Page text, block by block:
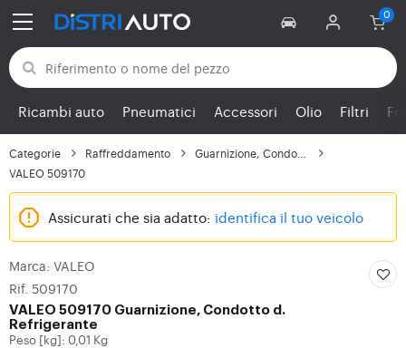
Torna alle categorie
Ricambi auto Pneumatici Accessori Olio Filtri
Categorie Raffreddamento
VALEO 509170
Assicurati che sia adatto: identifica il tuo veicolo
Marca: VALEO
Rif. 509170
VALEO 509170 Guarnizione, Condotto d.
Refrigerante
Peso [kg]: 0,01 Kg